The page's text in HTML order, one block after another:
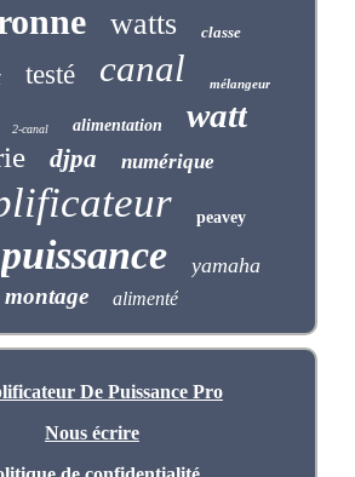
watts classe
testé canal mélangeur
2-canal alimentation watt
djpa numérique
peavey
puissance yamaha
montage alimenté
De Puissance Pro
Nous écrire